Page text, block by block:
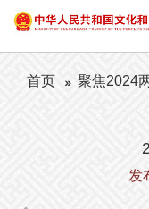
首页 聚焦2024
发